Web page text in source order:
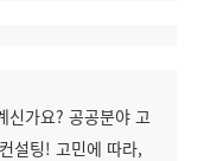
신가요? 공공분야 고
설팅! 고민에 따라,